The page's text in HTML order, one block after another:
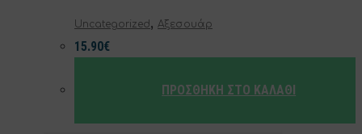
Uncategorized, Αξεσουάρ
15.90€
ΠΡΟΣΘΉΚΗ ΣΤΟ ΚΑΛΆΘΙ